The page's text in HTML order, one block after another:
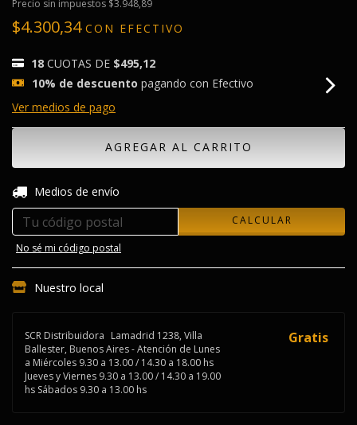
Precio sin impuestos $3.948,89
$4.300,34 CON EFECTIVO
18 CUOTAS DE $495,12
10% de descuento pagando con Efectivo
Ver medios de pago
Entregas para el CP:
Medios de envío
CALCULAR
No sé mi código postal
Nuestro local
SCR Distribuidora Lamadrid 1238, Villa
Ballester, Buenos Aires - Atención de Lunes
a Miércoles 9.30 a 13.00 / 14.30 a 18.00 hs
Jueves y Viernes 9.30 a 13.00 / 14.30 a 19.00
hs Sábados 9.30 a 13.00 hs
Gratis